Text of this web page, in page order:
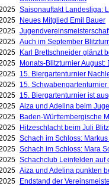
Saisonauftakt Landesliga:
Neues Mitglied Emil Bauer
Auch im September
Karl Brettschneider glänzt
Monats-Blitzturnier
15. Biergartenturnier
15.
15. Biergartenturnier ist
Aiza und Adelina beim
Baden-Württembergische
Hitzeschlacht beim Juli
Schach im Schloss:
Schach im Schloss: Mara
Schachclub Leinfelden auf
Aiza und Adelina punkten
Endstand der